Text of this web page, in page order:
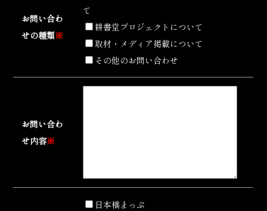
お問い合わ
せの種類※
て
耕書堂プロジェクトについて
取材・メディア掲載について
その他のお問い合わせ
お問い合わ
せ内容※
日本橋まっぷ